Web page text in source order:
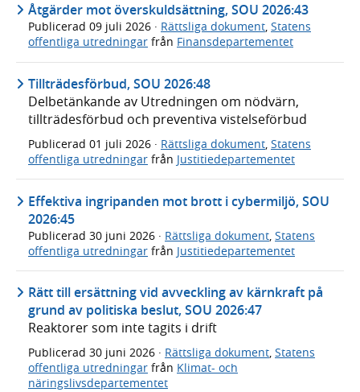
Åtgärder mot överskuldsättning, SOU 2026:43
Publicerad 09 juli 2026 · Rättsliga dokument, Statens
offentliga utredningar från Finansdepartementet
Tillträdesförbud, SOU 2026:48
Delbetänkande av Utredningen om nödvärn,
tillträdesförbud och preventiva vistelseförbud
Publicerad 01 juli 2026 · Rättsliga dokument, Statens
offentliga utredningar från Justitiedepartementet
Effektiva ingripanden mot brott i cybermiljö, SOU
2026:45
Publicerad 30 juni 2026 · Rättsliga dokument Statens
offentliga utredningar från Justitiedepartementet
Rätt till ersättning vid avveckling av kärnkraft på
grund av politiska beslut, SOU 2026:47
Reaktorer som inte tagits i drift
Publicerad 30 juni 2026 · Rättsliga dokument, Statens
offentliga utredningar från Klimat- och
näringslivsdepartementet